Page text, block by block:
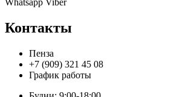
Whatsapp Viber
Контакты
Пенза
+7 (909) 321 45 08
График работы